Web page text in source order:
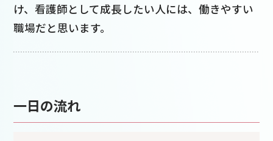
け、看護師として成長したい人には、働きやすい
職場だと思います。
一日の流れ